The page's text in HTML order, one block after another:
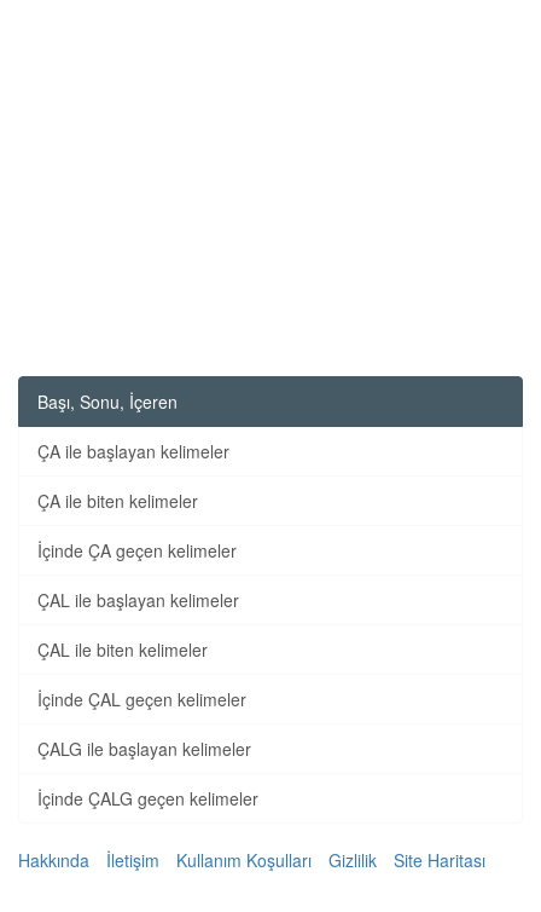
Başı, Sonu, İçeren
ÇA ile başlayan kelimeler
ÇA ile biten kelimeler
İçinde ÇA geçen kelimeler
ÇAL ile başlayan kelimeler
ÇAL ile biten kelimeler
İçinde ÇAL geçen kelimeler
ÇALG ile başlayan kelimeler
İçinde ÇALG geçen kelimeler
Hakkında İletişim Kullanım Koşulları Gizlilik Site Haritası